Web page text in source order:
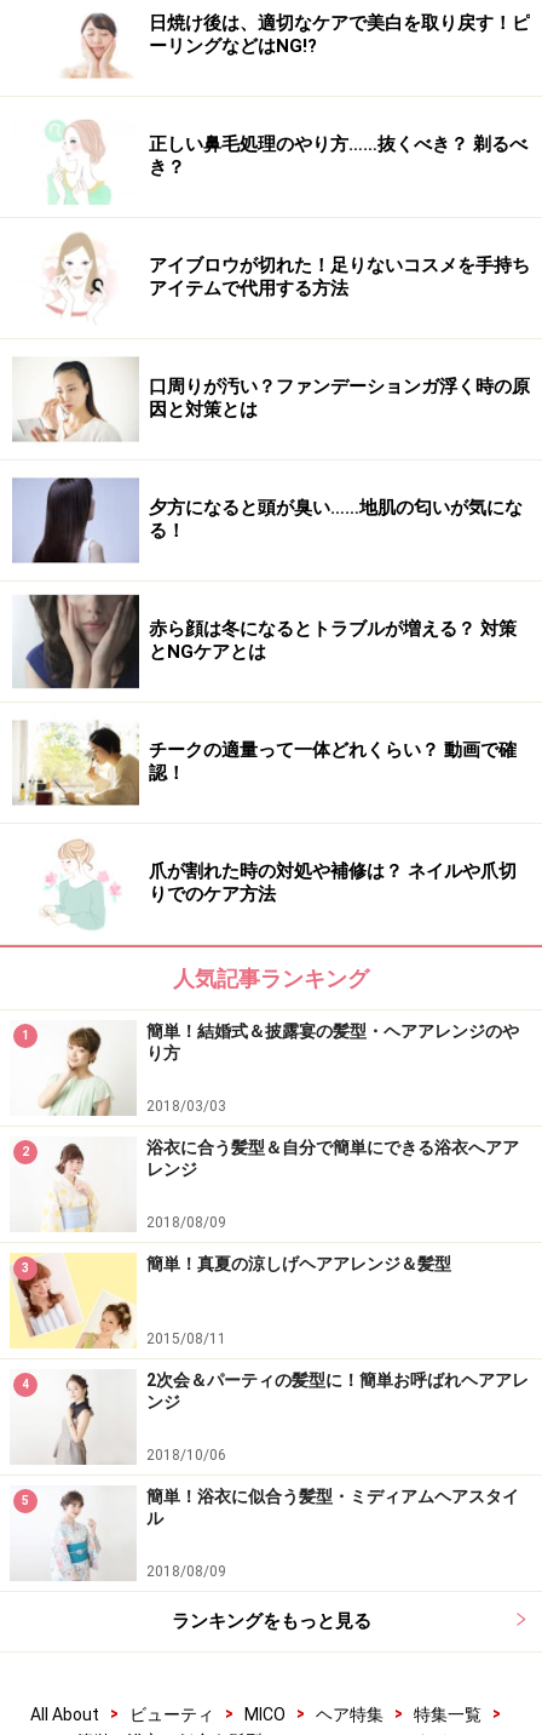
日焼け後は、適切なケアで美白を取り戻す！ピ
ーリングなどはNG!?
正しい鼻毛処理のやり方……抜くべき？ 剃るべ
き？
アイブロウが切れた！足りないコスメを手持ち
アイテムで代用する方法
口周りが汚い？ファンデーションガ浮く時の原
因と対策とは
夕方になると頭が臭い……地肌の匂いが気にな
る！
赤ら顔は冬になるとトラブルが増える？ 対策
とNGケアとは
チークの適量って一体どれくらい？ 動画で確
認！
爪が割れた時の対処や補修は？ ネイルや爪切
りでのケア方法
人気記事ランキング
1
簡単！結婚式＆披露宴の髪型・ヘアアレンジのや
り方
2018/03/03
2
浴衣に合う髪型＆自分で簡単にできる浴衣へアア
レンジ
2018/08/09
3 簡単！真夏の涼しげヘアアレンジ＆髪型
2015/08/11
4
2次会＆パーティの髪型に！簡単お呼ばれヘアアレ
ンジ
2018/10/06
5
簡単！浴衣に似合う髪型・ミディアムヘアスタイ
ル
2018/08/09
ランキングをもっと見る
All About > ビューティ > MICO > ヘア特集 > 特集一覧
>